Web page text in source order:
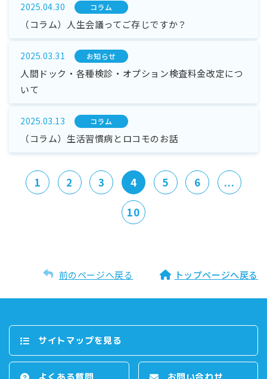
2025.04.30 コラム
（コラム）人生会議ってご存じですか？
2025.03.31 お知らせ
人間ドック・各種検診・オプション検査料金改定につ
いて
2025.03.13 コラム
（コラム）生活習慣病とロコモのお話
1 2 3 4 5 6
...
10
前のページへ戻る トップページへ戻る
サイトマップを⾒る